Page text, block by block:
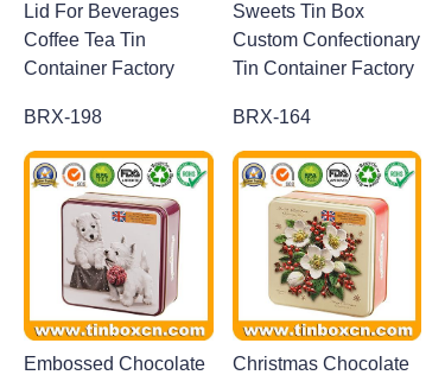
Lid For Beverages
Coffee Tea Tin
Container Factory
BRX-198
Sweets Tin Box
Custom Confectionary
Tin Container Factory
BRX-164
Embossed Chocolate
Christmas Chocolate